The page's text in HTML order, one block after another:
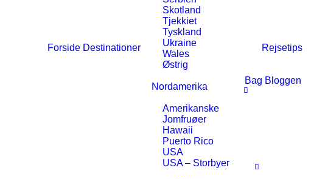
Forside Destinationer
Skotland
Tjekkiet
Tyskland
Ukraine
Wales
Østrig
Nordamerika
Amerikanske
Jomfruøer
Hawaii
Puerto Rico
USA
USA – Storbyer
Rejsetips
Bag Bloggen